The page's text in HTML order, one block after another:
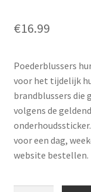
€16.99
Poederblussers
voor het tijdelijk
brandblussers die
volgens de
voor een dag,
website bestellen.